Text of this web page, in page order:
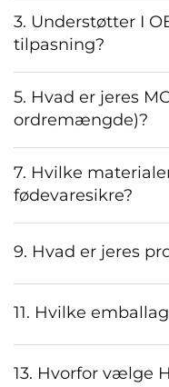
3. Understøtter I
tilpasning?
5. Hvad er jeres
ordremængde)?
7. Hvilke
fødevaresikre?
9. Hvad er jeres
11. Hvilke
13. Hvorfor vælge